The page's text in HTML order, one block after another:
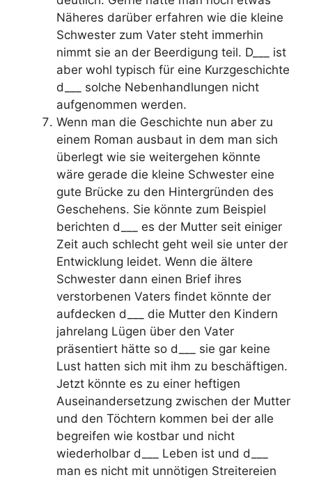
Näheres darüber erfahren wie die kleine
Schwester zum Vater steht immerhin
nimmt sie an der Beerdigung teil. D___ ist
aber wohl typisch für eine Kurzgeschichte
d___ solche Nebenhandlungen nicht
aufgenommen werden.
Wenn man die Geschichte nun aber zu
einem Roman ausbaut in dem man sich
überlegt wie sie weitergehen könnte
wäre gerade die kleine Schwester eine
gute Brücke zu den Hintergründen des
Geschehens. Sie könnte zum Beispiel
berichten d___ es der Mutter seit einiger
Zeit auch schlecht geht weil sie unter der
Entwicklung leidet. Wenn die ältere
Schwester dann einen Brief ihres
verstorbenen Vaters findet könnte der
aufdecken d___ die Mutter den Kindern
jahrelang Lügen über den Vater
präsentiert hätte so d___ sie gar keine
Lust hatten sich mit ihm zu beschäftigen.
Jetzt könnte es zu einer heftigen
Auseinandersetzung zwischen der Mutter
und den Töchtern kommen bei der alle
begreifen wie kostbar und nicht
wiederholbar d___ Leben ist und d___
man es nicht mit unnötigen Streitereien